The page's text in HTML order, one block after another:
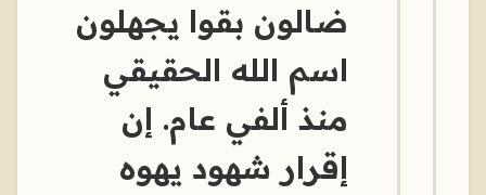
ضالون بقوا يجهلون
اسم الله الحقيقي
منذ ألفي عام. إن
إقرار شهود يهوه